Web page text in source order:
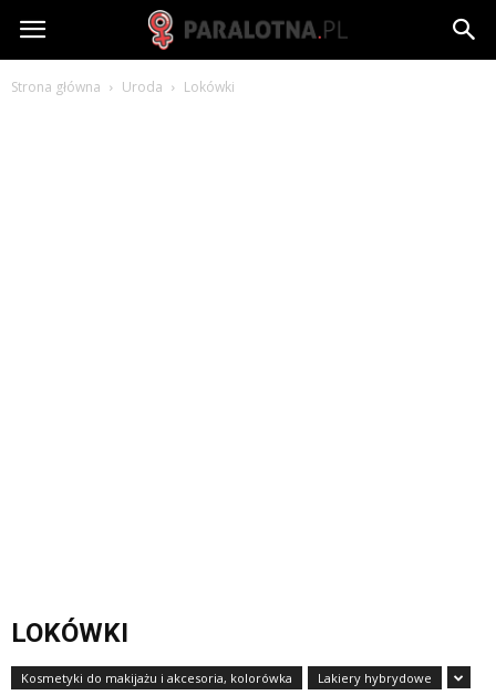
paralotna.pl
Strona główna Uroda Lokówki
LOKÓWKI
Kosmetyki do makijażu i akcesoria, kolorówka Lakiery hybrydowe